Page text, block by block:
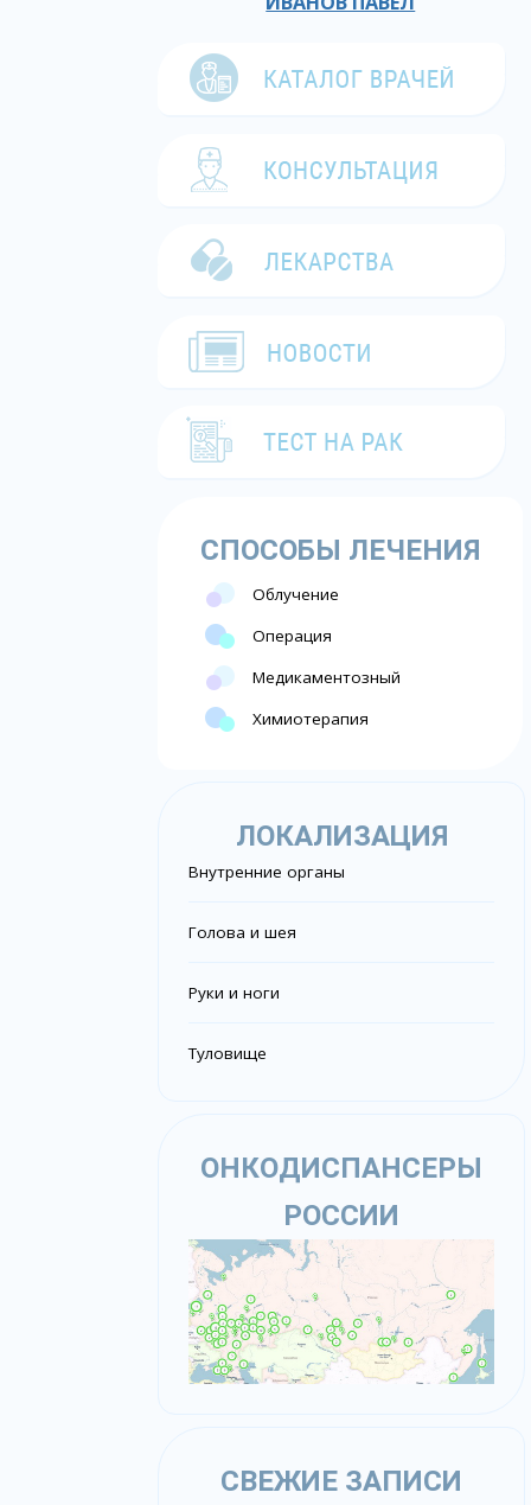
СПОСОБЫ ЛЕЧЕНИЯ
Облучение
Операция
Медикаментозный
Химиотерапия
ЛОКАЛИЗАЦИЯ
Внутренние органы
Голова и шея
Руки и ноги
Туловище
ОНКОДИСПАНСЕРЫ
РОССИИ
СВЕЖИЕ ЗАПИСИ